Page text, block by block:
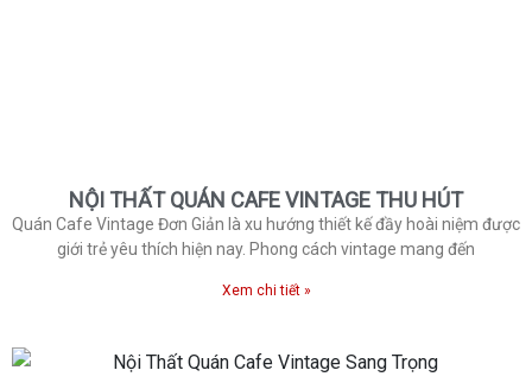
NỘI THẤT QUÁN CAFE VINTAGE THU HÚT
Quán Cafe Vintage Đơn Giản là xu hướng thiết kế đầy hoài niệm được
giới trẻ yêu thích hiện nay. Phong cách vintage mang đến
Xem chi tiết »